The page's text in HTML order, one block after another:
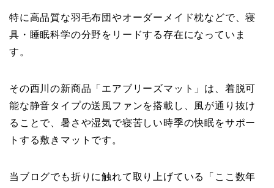
特に高品質な羽毛布団やオーダーメイド枕などで、寝
具・睡眠科学の分野をリードする存在になっていま
す。
その西川の新商品「エアブリーズマット」は、着脱可
能な静音タイプの送風ファンを搭載し、風が通り抜け
ることで、暑さや湿気で寝苦しい時季の快眠をサポー
トする敷きマットです。
当ブログでも折りに触れて取り上げている「ここ数年